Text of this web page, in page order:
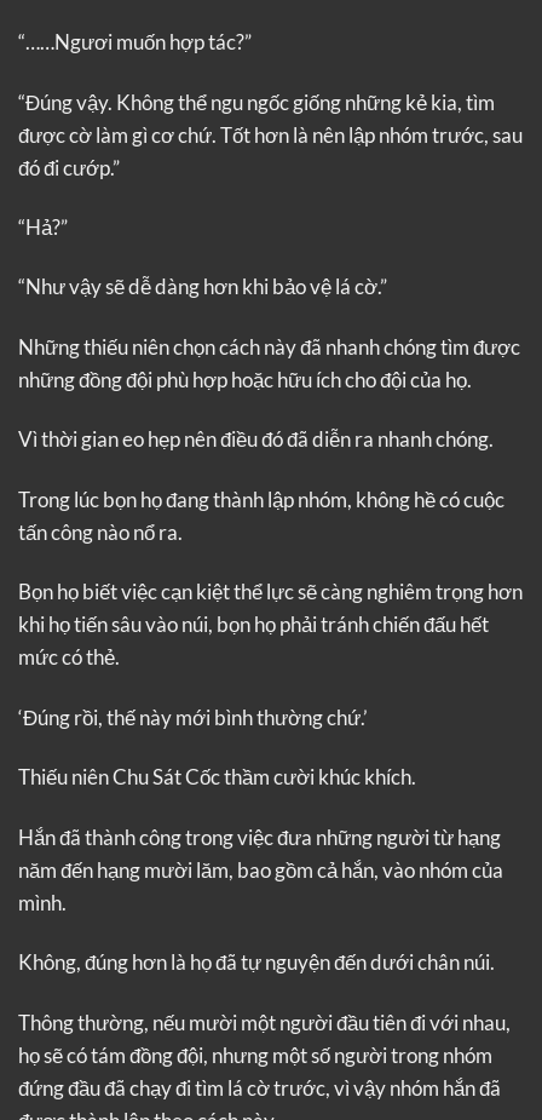
“……Ngươi muốn hợp tác?”
“Đúng vậy. Không thể ngu ngốc giống những kẻ kia, tìm
được cờ làm gì cơ chứ. Tốt hơn là nên lập nhóm trước, sau
đó đi cướp.”
“Hả?”
“Như vậy sẽ dễ dàng hơn khi bảo vệ lá cờ.”
Những thiếu niên chọn cách này đã nhanh chóng tìm được
những đồng đội phù hợp hoặc hữu ích cho đội của họ.
Vì thời gian eo hẹp nên điều đó đã diễn ra nhanh chóng.
Trong lúc bọn họ đang thành lập nhóm, không hề có cuộc
tấn công nào nổ ra.
Bọn họ biết việc cạn kiệt thể lực sẽ càng nghiêm trọng hơn
khi họ tiến sâu vào núi, bọn họ phải tránh chiến đấu hết
mức có thẻ.
‘Đúng rồi, thế này mới bình thường chứ.’
Thiếu niên Chu Sát Cốc thầm cười khúc khích.
Hắn đã thành công trong việc đưa những người từ hạng
năm đến hạng mười lăm, bao gồm cả hắn, vào nhóm của
mình.
Không, đúng hơn là họ đã tự nguyện đến dưới chân núi.
Thông thường, nếu mười một người đầu tiên đi với nhau,
họ sẽ có tám đồng đội, nhưng một số người trong nhóm
đứng đầu đã chạy đi tìm lá cờ trước, vì vậy nhóm hắn đã